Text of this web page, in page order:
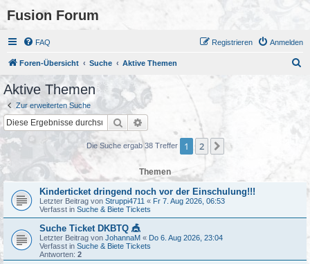
Fusion Forum
FAQ Anmelden
Registrieren
Foren-Übersicht Suche Aktive Themen
Aktive Themen
Zur erweiterten Suche
Suche Erweiterte Suche
Die Suche ergab 38 Treffer 1 2 Nächste
Themen
Kinderticket dringend noch vor der Einschulung!!!
Letzter Beitrag von Struppi4711 « Fr 7. Aug 2026, 06:53
Verfasst in Suche & Biete Tickets
Suche Ticket DKBTQ 🎪
Letzter Beitrag von JohannaM « Do 6. Aug 2026, 23:04
Verfasst in Suche & Biete Tickets
Antworten: 2